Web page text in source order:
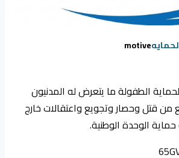
motive
الطفولة ما يتعرض له المدنيون
قتل وحصار وتجويع واعتقالات خارج
الوحدة الوطنية.